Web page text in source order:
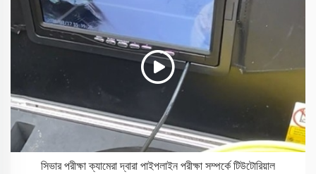
সিভার পরীক্ষা ক্যামেরা দ্বারা পাইপলাইন পরীক্ষা সম্পর্কে টিউটোরিয়াল